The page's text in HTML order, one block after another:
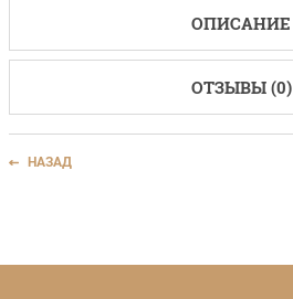
ОПИСАНИЕ
ОТЗЫВЫ (0)
НАЗАД